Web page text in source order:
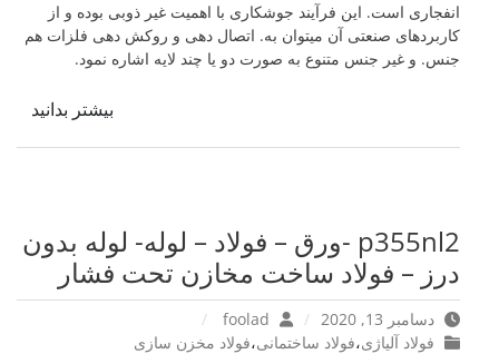
انفجاری است. این فرآیند جوشکاری با اهمیت غیر ذوبی بوده و از
کاربردهای صنعتی آن میتوان به. اتصال دهی و روکش دهی فلزات هم
جنس. و غیر جنس متنوع به صورت دو یا چند لایه اشاره نمود.
بیشتر بدانید
p355nl2 -ورق – فولاد – لوله- لوله بدون
درز – فولاد ساخت مخازن تحت فشار
دسامبر 13, 2020
فولاد آلیاژی،فولاد ساختمانی،فولاد مخزن سازی